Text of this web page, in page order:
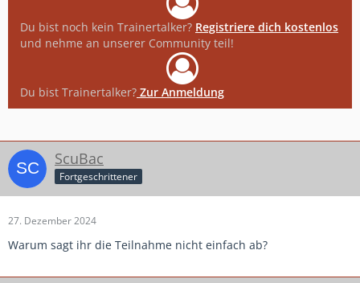
Du bist noch kein Trainertalker? Registriere dich kostenlos
und nehme an unserer Community teil!
Du bist Trainertalker? Zur Anmeldung
ScuBac
Fortgeschrittener
27. Dezember 2024
Warum sagt ihr die Teilnahme nicht einfach ab?